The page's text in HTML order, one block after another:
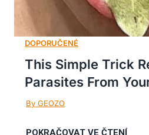
This Simple Trick
Parasites From